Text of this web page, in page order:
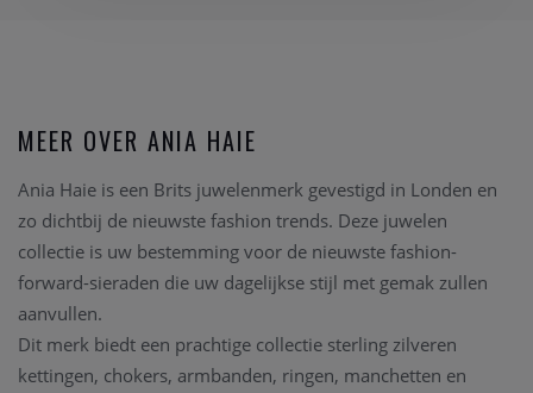
MEER OVER ANIA HAIE
Ania Haie is een Brits juwelenmerk gevestigd in Londen en
zo dichtbij de nieuwste fashion trends. Deze juwelen
collectie is uw bestemming voor de nieuwste fashion-
forward-sieraden die uw dagelijkse stijl met gemak zullen
aanvullen.
Dit merk biedt een prachtige collectie sterling zilveren
kettingen, chokers, armbanden, ringen, manchetten en